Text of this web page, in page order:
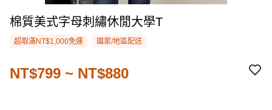
棉質美式字母刺繡休閒大學T
超取滿NT$1,000免運 國家/地區配送
NT$799 ~ NT$880